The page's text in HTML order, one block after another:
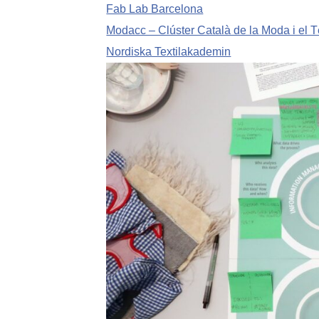
Fab Lab Barcelona
Modacc – Clúster Català de la Moda i el
Nordiska Textilakademin